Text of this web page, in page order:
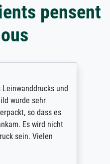
pensent
und
wurde sehr
so dass es
Es wird nicht
sein. Vielen